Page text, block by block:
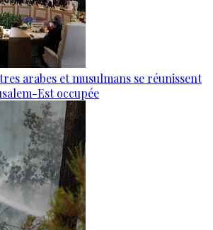
arabes et musulmans se réunissent
Est occupée